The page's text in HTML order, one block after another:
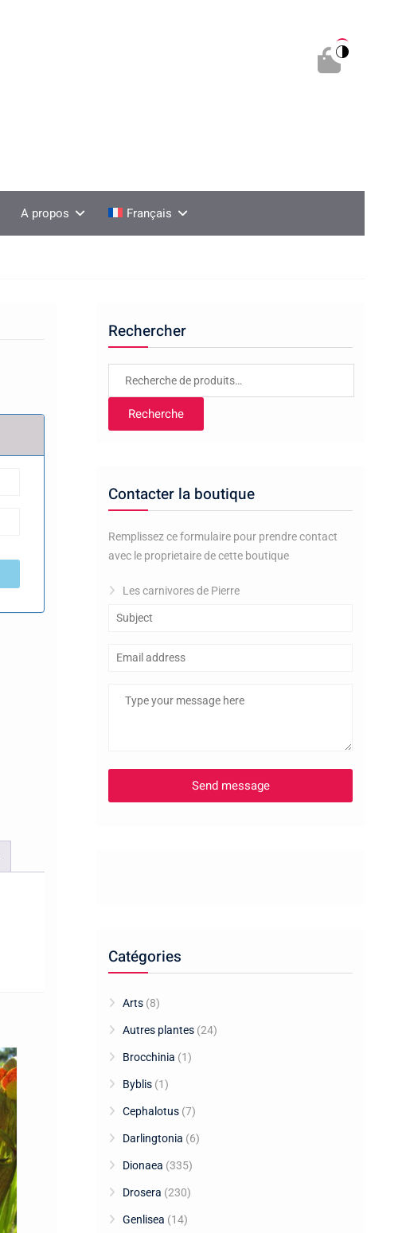
0
A propos Français
Rechercher
Recherche
Contacter la boutique
Remplissez ce formulaire pour prendre contact
avec le proprietaire de cette boutique
Les carnivores de Pierre
Catégories
Arts (8)
Autres plantes (24)
Brocchinia (1)
Byblis (1)
Cephalotus (7)
Darlingtonia (6)
Dionaea (335)
Drosera (230)
Genlisea (14)